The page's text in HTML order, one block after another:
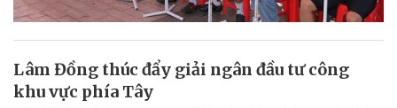
Lâm Đồng thúc đẩy giải ngân đầu tư công
khu vực phía Tây